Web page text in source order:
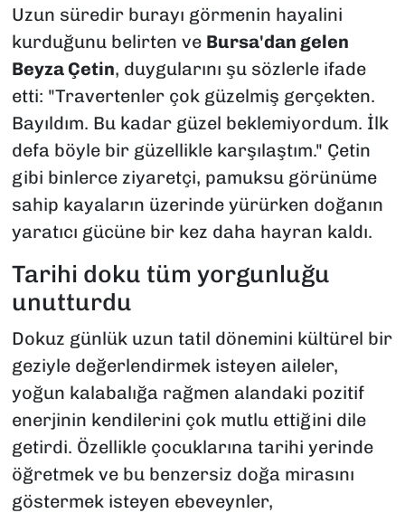
Uzun süredir burayı görmenin hayalini
kurduğunu belirten ve Bursa'dan gelen
Beyza Çetin, duygularını şu sözlerle ifade
etti: "Travertenler çok güzelmiş gerçekten.
Bayıldım. Bu kadar güzel beklemiyordum. İlk
defa böyle bir güzellikle karşılaştım." Çetin
gibi binlerce ziyaretçi, pamuksu görünüme
sahip kayaların üzerinde yürürken doğanın
yaratıcı gücüne bir kez daha hayran kaldı.
​Tarihi doku tüm yorgunluğu
unutturdu
​Dokuz günlük uzun tatil dönemini kültürel bir
geziyle değerlendirmek isteyen aileler,
yoğun kalabalığa rağmen alandaki pozitif
enerjinin kendilerini çok mutlu ettiğini dile
getirdi. Özellikle çocuklarına tarihi yerinde
öğretmek ve bu benzersiz doğa mirasını
göstermek isteyen ebeveynler,